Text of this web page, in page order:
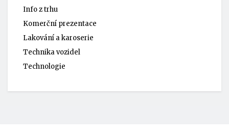
Info z trhu
Komerční prezentace
Lakování a karoserie
Technika vozidel
Technologie